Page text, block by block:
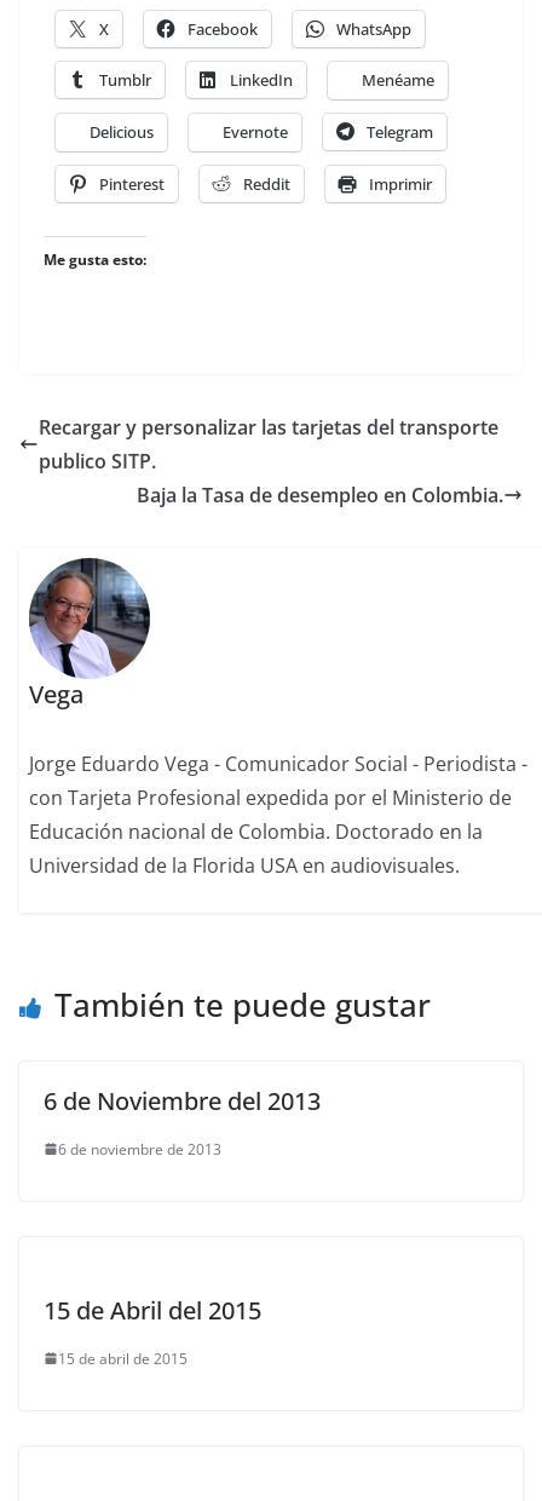
X Facebook WhatsApp
Tumblr LinkedIn Menéame
Delicious Evernote Telegram
Pinterest Reddit Imprimir
Me gusta esto:
Recargar y personalizar las tarjetas del transporte
publico SITP.
Baja la Tasa de desempleo en Colombia.
Vega
Jorge Eduardo Vega - Comunicador Social - Periodista -
con Tarjeta Profesional expedida por el Ministerio de
Educación nacional de Colombia. Doctorado en la
Universidad de la Florida USA en audiovisuales.
También te puede gustar
6 de Noviembre del 2013
6 de noviembre de 2013
15 de Abril del 2015
15 de abril de 2015